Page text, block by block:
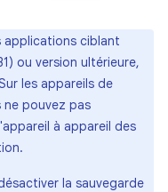
applications ciblant
ou version ultérieure,
les appareils de
pouvez pas
à appareil des
la sauvegarde